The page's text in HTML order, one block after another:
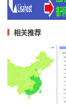
相关推荐